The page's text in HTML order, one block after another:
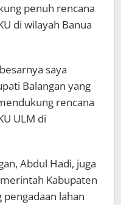
penuh rencana
di wilayah Banua
saya
Balangan yang
rencana
ULM di
Abdul Hadi, juga
Kabupaten
lahan